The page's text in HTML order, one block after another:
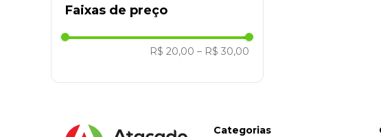
Faixas de preço
R$ 20,00 – R$ 30,00
Categorias